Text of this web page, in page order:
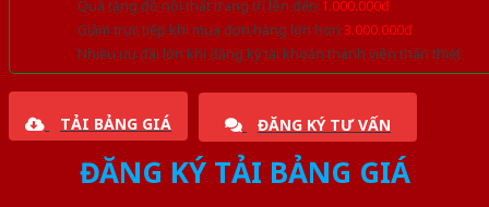
Quà tặng đồ nội thất trang trí lên đến 1.000.000đ
Giảm trực tiếp khi mua đơn hàng lớn hơn 3.000.000đ
Nhiều ưu đãi lớn khi đăng ký tài khoản thành viên thân thiết
TẢI BẢNG GIÁ ĐĂNG KÝ TƯ VẤN
ĐĂNG KÝ TẢI BẢNG GIÁ